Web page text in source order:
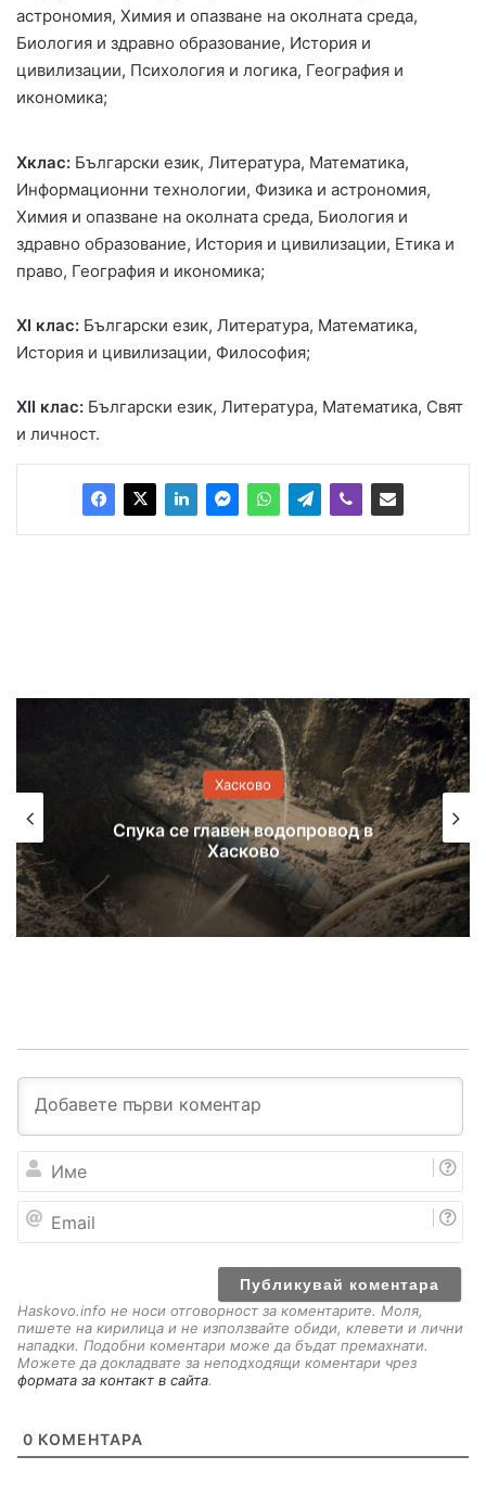
астрономия, Химия и опазване на околната среда,
Биология и здравно образование, История и
цивилизации, Психология и логика, География и
икономика;
Xклас: Български език, Литература, Математика,
Информационни технологии, Физика и астрономия,
Химия и опазване на околната среда, Биология и
здравно образование, История и цивилизации, Етика и
право, География и икономика;
XІ клас: Български език, Литература, Математика,
История и цивилизации, Философия;
XІІ клас: Български език, Литература, Математика, Свят
и личност.
Хасково
Спука се главен водопровод в
Хасково
е
a
Haskovo.info не носи отговорност за коментарите. Моля,
пишете на кирилица и не използвайте обиди, клевети и лични
нападки. Подобни коментари може да бъдат премахнати.
Можете да докладвате за неподходящи коментари чрез
формата за контакт в сайта.
0 КОМЕНТАРА